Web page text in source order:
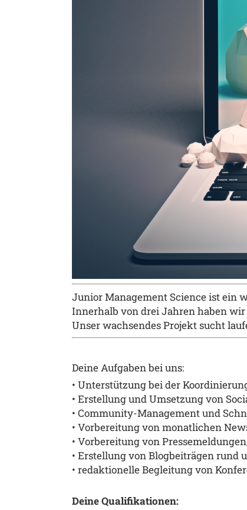
Junior Management Science ist ein
Innerhalb von drei Jahren haben wir
Unser wachsendes Projekt sucht
Deine Aufgaben bei uns:
• Unterstützung bei der
• Erstellung und Umsetzung von
• Community-Management und
• Vorbereitung von monatlichen
• Vorbereitung von
• Erstellung von Blogbeiträgen rund
• redaktionelle Begleitung von
Deine Qualifikationen: